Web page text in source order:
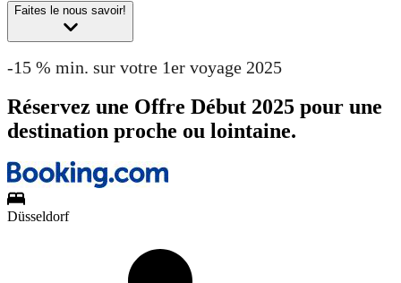
Faites le nous savoir!
-15 % min. sur votre 1er voyage 2025
Réservez une Offre Début 2025 pour une
destination proche ou lointaine.
Düsseldorf